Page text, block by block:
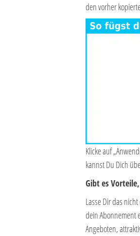
den vorher
Klicke auf
kannst Du Dich
Gibt es
Lasse Dir das
dein Abonnement
Angeboten,